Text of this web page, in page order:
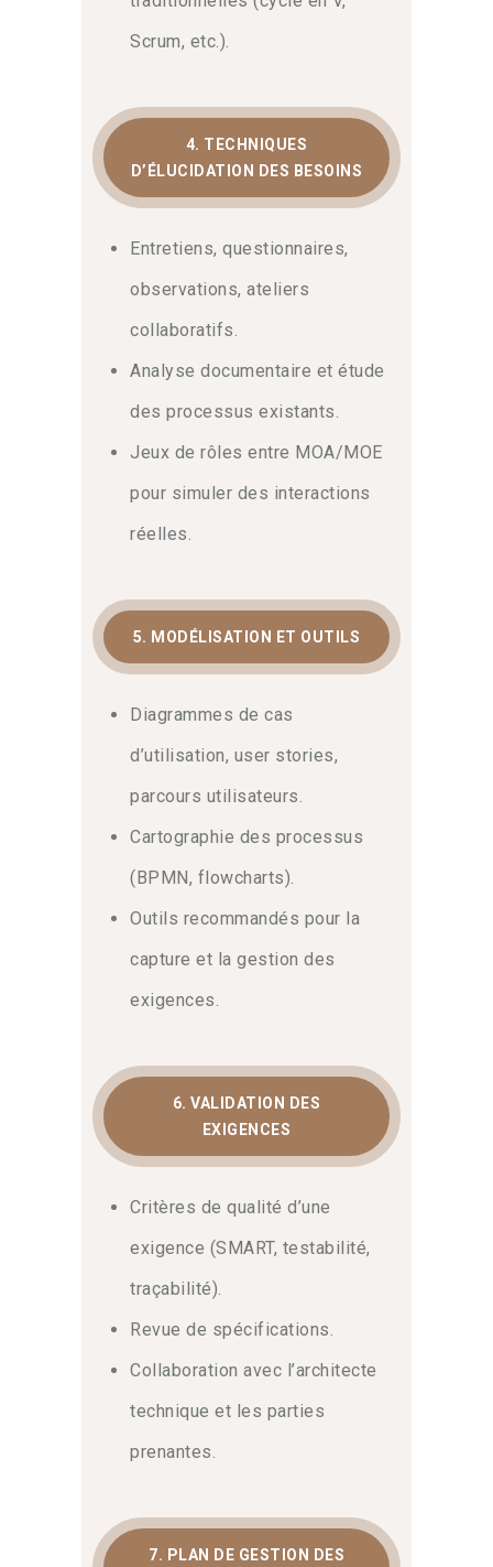
Scrum, etc.).
4. TECHNIQUES
D’ÉLUCIDATION DES BESOINS
Entretiens, questionnaires,
observations, ateliers
collaboratifs.
Analyse documentaire et étude
des processus existants.
Jeux de rôles entre MOA/MOE
pour simuler des interactions
réelles.
5. MODÉLISATION ET OUTILS
Diagrammes de cas
d’utilisation, user stories,
parcours utilisateurs.
Cartographie des processus
(BPMN, flowcharts).
Outils recommandés pour la
capture et la gestion des
exigences.
6. VALIDATION DES
EXIGENCES
Critères de qualité d’une
exigence (SMART, testabilité,
traçabilité).
Revue de spécifications.
Collaboration avec l’architecte
technique et les parties
prenantes.
7. PLAN DE GESTION DES